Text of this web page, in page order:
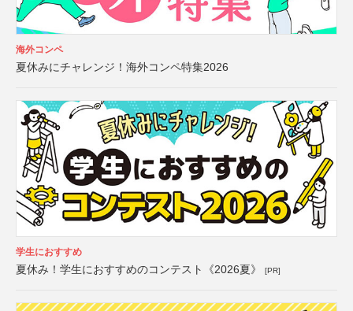
海外コンペ
夏休みにチャレンジ！海外コンペ特集2026
学生におすすめ
夏休み！学生におすすめのコンテスト《2026夏》 [PR]